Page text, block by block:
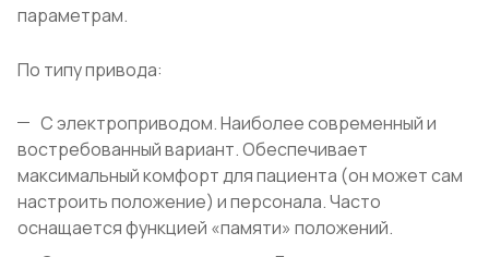
параметрам.
По типу привода:
С электроприводом. Наиболее современный и
востребованный вариант. Обеспечивает
максимальный комфорт для пациента (он может сам
настроить положение) и персонала. Часто
оснащается функцией «памяти» положений.